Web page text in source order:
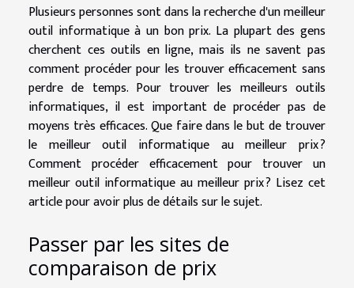
Plusieurs personnes sont dans la recherche d'un meilleur
outil informatique à un bon prix. La plupart des gens
cherchent ces outils en ligne, mais ils ne savent pas
comment procéder pour les trouver efficacement sans
perdre de temps. Pour trouver les meilleurs outils
informatiques, il est important de procéder pas de
moyens très efficaces. Que faire dans le but de trouver
le meilleur outil informatique au meilleur prix ?
Comment procéder efficacement pour trouver un
meilleur outil informatique au meilleur prix ? Lisez cet
article pour avoir plus de détails sur le sujet.
Passer par les sites de
comparaison de prix